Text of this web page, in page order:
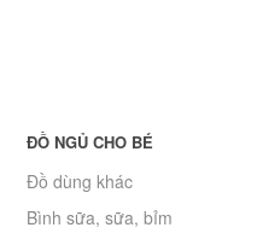
ĐỒ NGỦ CHO BÉ
Đồ dùng khác
Bình sữa, sữa, bỉm